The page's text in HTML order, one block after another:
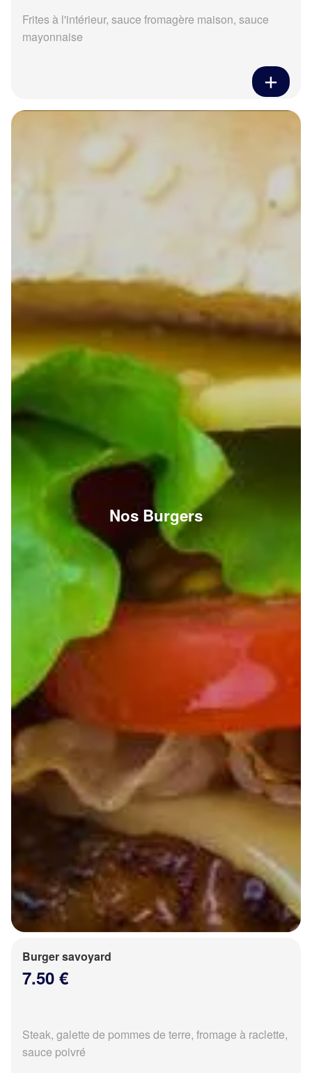
Frites à l'intérieur, sauce fromagère maison, sauce
mayonnaise
Nos Burgers
Burger savoyard
7.50 €
Steak, galette de pommes de terre, fromage à raclette,
sauce poivré